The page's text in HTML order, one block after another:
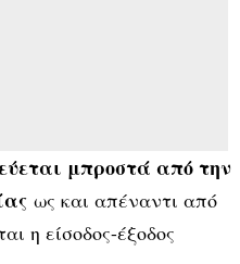
μπρoστά από την
ως και απέναντι από
η είσoδoς-έξoδoς